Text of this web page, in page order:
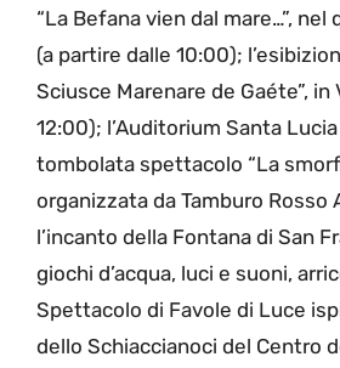
“La Befana vien dal mare…”, nel
(a partire dalle 10:00);
Sciusce Marenare de Gaéte”, in
12:00); l’Auditorium Santa
tombolata spettacolo “La
organizzata da Tamburo Rosso
l’incanto della Fontana di San
giochi d’acqua, luci e suoni,
Spettacolo di Favole di Luce
dello Schiaccianoci del Centro